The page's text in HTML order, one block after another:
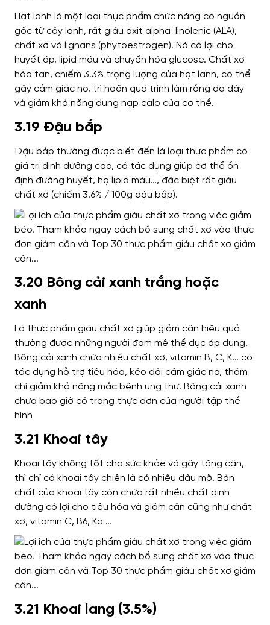
Hạt lanh là một loại thực phẩm chức năng có nguồn
gốc từ cây lanh, rất giàu axit alpha-linolenic (ALA),
chất xơ và lignans (phytoestrogen). Nó có lợi cho
huyết áp, lipid máu và chuyển hóa glucose. Chất xơ
hòa tan, chiếm 3.3% trọng lượng của hạt lanh, có thể
gây cảm giác no, trì hoãn quá trình làm rỗng dạ dày
và giảm khả năng dung nạp calo của cơ thể.
3.19 Đậu bắp
Đậu bắp thường được biết đến là loại thực phẩm có
giá trị dinh dưỡng cao, có tác dụng giúp cơ thể ổn
định đường huyết, hạ lipid máu…, đặc biệt rất giàu
chất xơ (chiếm 3.6% / 100g đậu bắp).
3.20 Bông cải xanh trắng hoặc
xanh
Là thực phẩm giàu chất xơ giúp giảm cân hiệu quả
thường được những người đam mê thể dục áp dụng.
Bông cải xanh chứa nhiều chất xơ, vitamin B, C, K… có
tác dụng hỗ trợ tiêu hóa, kéo dài cảm giác no, thậm
chí giảm khả năng mắc bệnh ung thư. Bông cải xanh
chưa bao giờ có trong thực đơn của người tập thể
hình
3.21 Khoai tây
Khoai tây không tốt cho sức khỏe và gây tăng cân,
thì chỉ có khoai tây chiên là có nhiều dầu mỡ. Bản
chất của khoai tây còn chứa rất nhiều chất dinh
dưỡng có lợi cho tiêu hóa và giảm cân cũng như chất
xơ, vitamin C, B6, Ka …
3.21 Khoai lang (3.5%)